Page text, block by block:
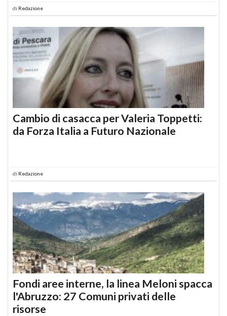
di Redazione
Cambio di casacca per Valeria Toppetti:
da Forza Italia a Futuro Nazionale
di Redazione
Fondi aree interne, la linea Meloni spacca
l'Abruzzo: 27 Comuni privati delle
risorse